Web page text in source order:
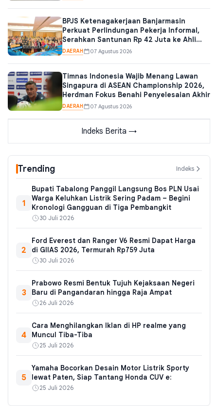
BPJS Ketenagakerjaan Banjarmasin
Perkuat Perlindungan Pekerja Informal,
Serahkan Santunan Rp 42 Juta ke Ahli
Waris Pedagang Es
DAERAH 07 Agustus 2026
Timnas Indonesia Wajib Menang Lawan
Singapura di ASEAN Championship 2026,
Herdman Fokus Benahi Penyelesaian Akhir
DAERAH 07 Agustus 2026
Indeks Berita →
Trending Indeks
1
Bupati Tabalong Panggil Langsung Bos PLN Usai
Warga Keluhkan Listrik Sering Padam – Begini
Kronologi Gangguan di Tiga Pembangkit
30 Juli 2026
2
Ford Everest dan Ranger V6 Resmi Dapat Harga
di GIIAS 2026, Termurah Rp759 Juta
30 Juli 2026
3
Prabowo Resmi Bentuk Tujuh Kejaksaan Negeri
Baru di Pangandaran hingga Raja Ampat
26 Juli 2026
4
Cara Menghilangkan Iklan di HP realme yang
Muncul Tiba-Tiba
25 Juli 2026
5
Yamaha Bocorkan Desain Motor Listrik Sporty
lewat Paten, Siap Tantang Honda CUV e:
25 Juli 2026